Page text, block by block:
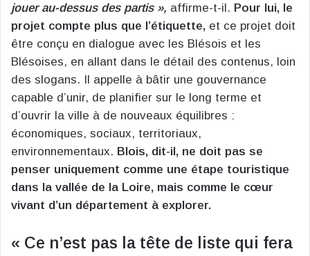
jouer au-dessus des partis », affirme-t-il. Pour lui, le
projet compte plus que l’étiquette, et ce projet doit
être conçu en dialogue avec les Blésois et les
Blésoises, en allant dans le détail des contenus, loin
des slogans. Il appelle à bâtir une gouvernance
capable d’unir, de planifier sur le long terme et
d’ouvrir la ville à de nouveaux équilibres :
économiques, sociaux, territoriaux,
environnementaux. Blois, dit-il, ne doit pas se
penser uniquement comme une étape touristique
dans la vallée de la Loire, mais comme le cœur
vivant d’un département à explorer.
« Ce n’est pas la tête de liste qui fera